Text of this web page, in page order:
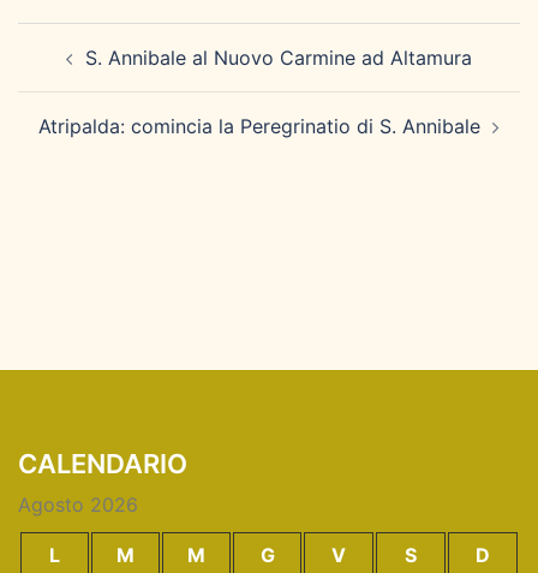
articoloS. Annibale al Nuovo Carmine ad Altamura
Atripalda: comincia la Peregrinatio di S. Annibale
CALENDARIO
Agosto 2026
L M M G V S
D